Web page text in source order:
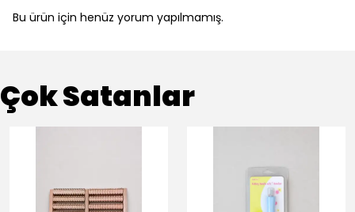
Bu ürün için henüz yorum yapılmamış.
Çok Satanlar